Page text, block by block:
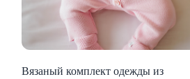
Вязаный комплект одежды из